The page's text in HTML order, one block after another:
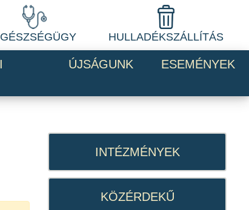
HULLADÉKSZÁLLÍTÁS
ÚJSÁGUNK ESEMÉNYEK
INTÉZMÉNYEK
KÖZÉRDEKŰ